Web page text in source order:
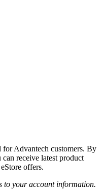
Advantech customers. By
receive latest product
offers.
to your account information.